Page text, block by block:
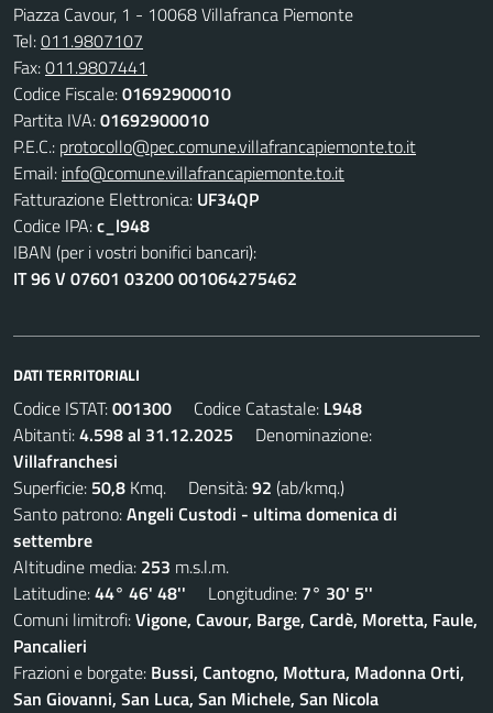
Piazza Cavour, 1 - 10068 Villafranca Piemonte
Tel:011.9807107
Fax:011.9807441
Codice Fiscale:01692900010
Partita IVA:01692900010
P.E.C.: protocollo@pec.comune.villafrancapiemonte.to.it
Email: info@comune.villafrancapiemonte.to.it
Fatturazione Elettronica: UF34QP
Codice IPA:c_l948
IBAN (per i vostri bonifici bancari):
IT 96 V 07601 03200 001064275462
DATI TERRITORIALI
Codice ISTAT:001300 Codice Catastale: L948
Abitanti:4.598 al 31.12.2025 Denominazione:
Villafranchesi
Superficie: 50,8 Kmq. Densità:92 (ab/kmq.)
Santo patrono:Angeli Custodi - ultima domenica di
settembre
Altitudine media: 253 m.s.l.m.
Latitudine:44° 46' 48'' Longitudine: 7° 30' 5''
Comuni limitrofi:Vigone, Cavour, Barge, Cardè, Moretta, Faule,
Pancalieri
Frazioni e borgate: Bussi, Cantogno, Mottura, Madonna Orti,
San Giovanni, San Luca, San Michele, San Nicola